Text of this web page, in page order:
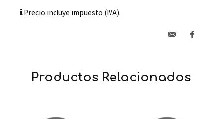
Precio incluye impuesto (IVA).
Productos Relacionados